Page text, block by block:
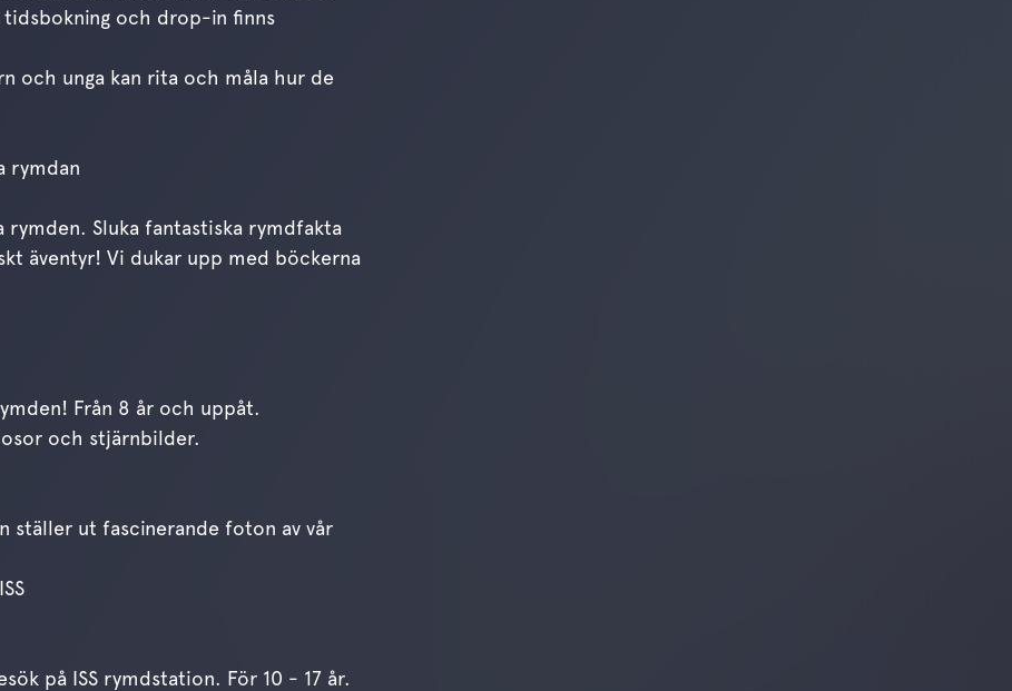
och drop-in finns
och unga kan rita och måla hur de
rymdan
Sluka fantastiska rymdfakta
äventyr! Vi dukar upp med böckerna
Från 8 år och uppåt.
och stjärnbilder.
ställer ut fascinerande foton av vår
på ISS rymdstation. För 10 - 17 år.